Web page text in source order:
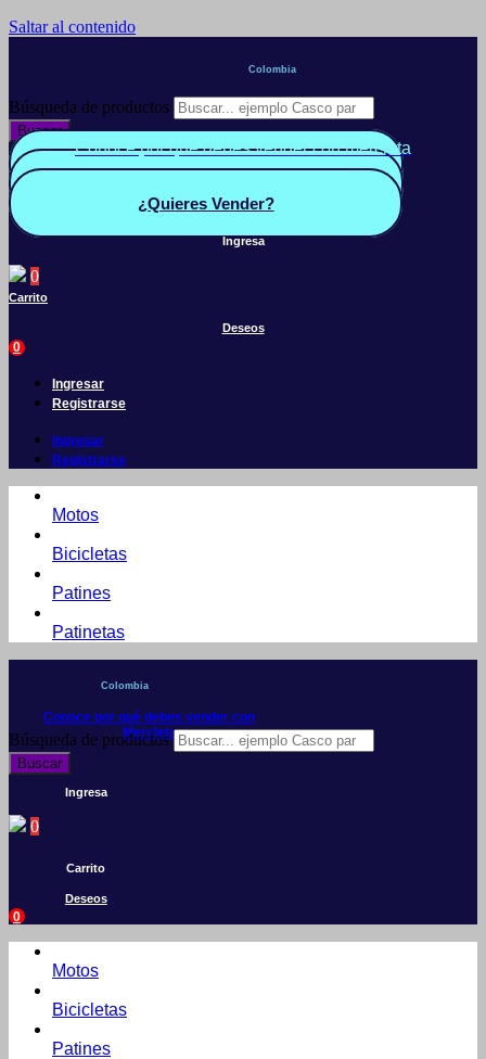
Saltar al contenido
Colombia
Búsqueda de productos
Buscar
Conoce por qué debes vender con mercleta
Quiero Vender
¿Quieres Vender?
Ingresa
0
Carrito
Deseos
0
Ingresar
Registrarse
Ingresar
Registrarse
Motos
Bicicletas
Patines
Patinetas
Colombia
Conoce por qué debes vender con
Mercleta
Búsqueda de productos
Buscar
Ingresa
0
Carrito
Deseos
0
Motos
Bicicletas
Patines